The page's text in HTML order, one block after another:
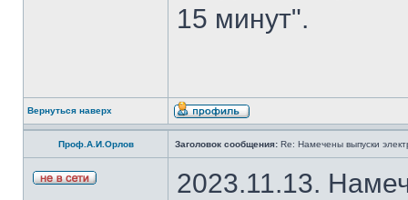
15 минут".
Вернуться наверх
Проф.А.И.Орлов Заголовок сообщения: Re: Намечены выпуски
2023.11.13.